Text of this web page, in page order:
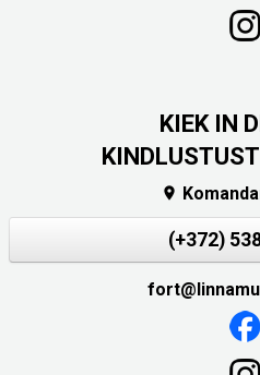
KIEK IN

(+372)